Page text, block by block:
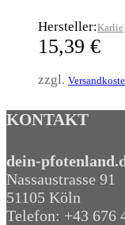
Hersteller:Karlie
15,39 €
zzgl.
KONTAKT
dein-
Nassaustrasse 91
51105 Köln
Telefon: +43 676